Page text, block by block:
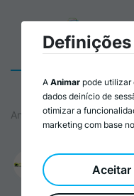
Animar
Promovido por:
Associação
A Animar pode utilizar
dados deinício de
otimizar a
marketing com base
Aceitar